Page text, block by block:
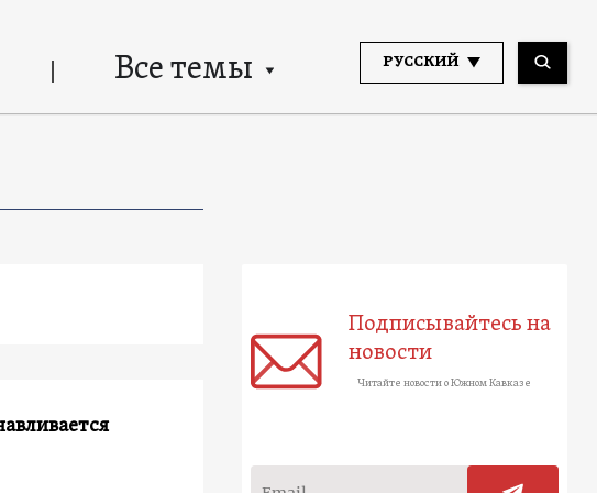
Все темы РУССКИЙ
Подписывайтесь на
новости
Читайте новости о Южном Кавказе